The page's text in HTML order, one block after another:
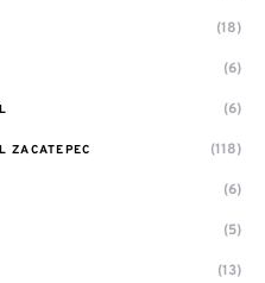
(18)
(6)
(6)
ZACATEPEC (118)
(6)
(5)
(13)